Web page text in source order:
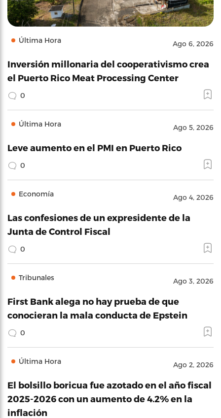
Última Hora Ago 6, 2026
Inversión millonaria del cooperativismo crea
el Puerto Rico Meat Processing Center
0
Última Hora Ago 5, 2026
Leve aumento en el PMI en Puerto Rico
0
Economía Ago 4, 2026
Las confesiones de un expresidente de la
Junta de Control Fiscal
0
Tribunales Ago 3, 2026
First Bank alega no hay prueba de que
conocieran la mala conducta de Epstein
0
Última Hora Ago 2, 2026
El bolsillo boricua fue azotado en el año fiscal
2025-2026 con un aumento de 4.2% en la
inflación